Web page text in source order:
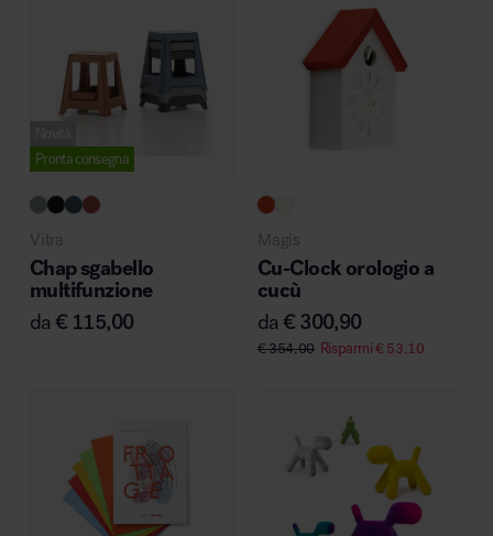
MillerKnoll
Pronta consegna
Vitra
Chap sgabello
multifunzione
da€ 115,00
Magis
Cu-Clock orologio a
cucù
da€ 300,90
€354,00 Risparmi€53,10